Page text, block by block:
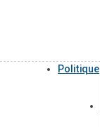
Politique